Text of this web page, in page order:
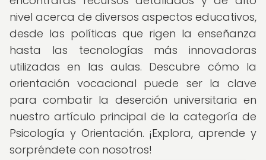
nivel acerca de diversos aspectos educativos,
desde las políticas que rigen la enseñanza
hasta las tecnologías más innovadoras
utilizadas en las aulas. Descubre cómo la
orientación vocacional puede ser la clave
para combatir la deserción universitaria en
nuestro artículo principal de la categoría de
Psicología y Orientación. ¡Explora, aprende y
sorpréndete con nosotros!